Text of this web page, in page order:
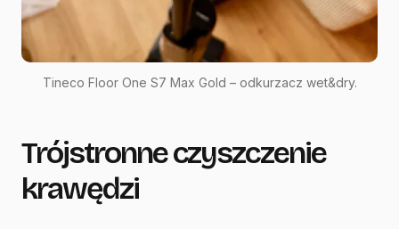
Tineco Floor One S7 Max Gold – odkurzacz wet&dry.
Trójstronne czyszczenie
krawędzi